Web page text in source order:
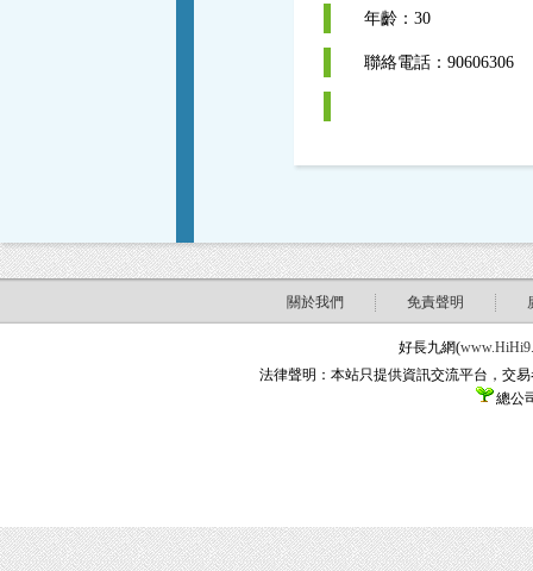
年齡：30
聯絡電話：90606306
關於我們 免責聲明
好長九網(
法律聲明：本站只提供資訊交流平台，交
總公